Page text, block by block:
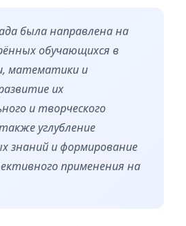
была направлена на
обучающихся в
математики и
их
и творческого
углубление
знаний и формирование
применения на